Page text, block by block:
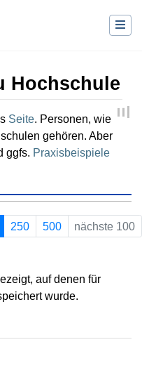
Hochschule
Seite. Personen, wie
gehören. Aber
ggfs. Praxisbeispiele
250 500 nächste 100
auf denen für
wurde.